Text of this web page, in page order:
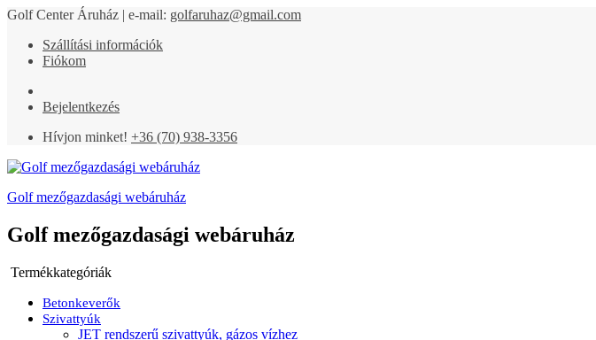
Golf Center Áruház | e-mail: golfaruhaz@gmail.com
Szállítási információk
Fiókom
Bejelentkezés
Hívjon minket! +36 (70) 938-3356
Golf mezőgazdasági webáruház
Golf mezőgazdasági webáruház
Termékkategóriák
Betonkeverők
Szivattyúk
JET rendszerű szivattyúk, gázos vízhez